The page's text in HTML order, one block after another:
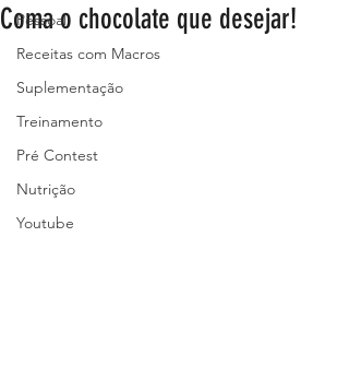
Pessoal
Receitas com Macros
Suplementação
Treinamento
Pré Contest
Nutrição
Youtube
Coma o chocolate que desejar!